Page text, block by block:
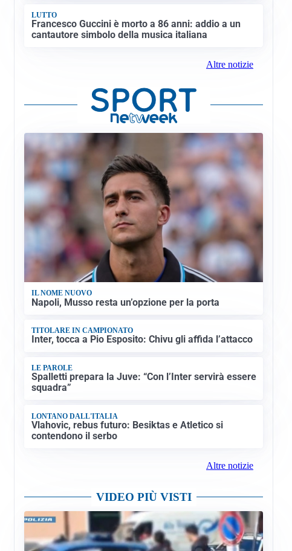
LUTTO
Francesco Guccini è morto a 86 anni: addio a un
cantautore simbolo della musica italiana
Altre notizie
IL NOME NUOVO
Napoli, Musso resta un’opzione per la porta
TITOLARE IN CAMPIONATO
Inter, tocca a Pio Esposito: Chivu gli affida l’attacco
LE PAROLE
Spalletti prepara la Juve: “Con l’Inter servirà essere
squadra”
LONTANO DALL'ITALIA
Vlahovic, rebus futuro: Besiktas e Atletico si
contendono il serbo
Altre notizie
VIDEO PIÙ VISTI